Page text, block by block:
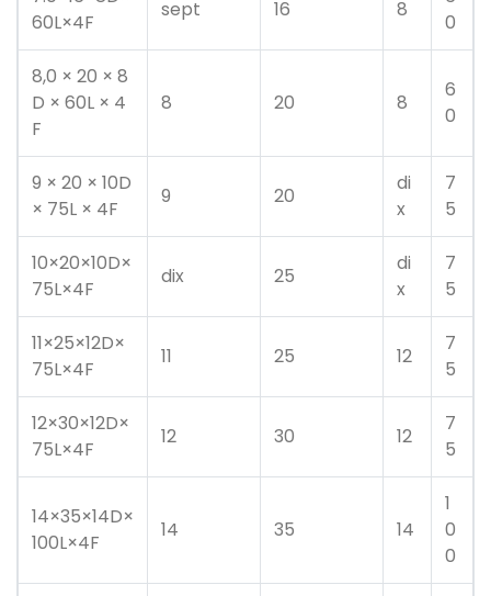
60L×4F
sept 16 8
0
8,0 × 20 × 8
D × 60L × 4
F
8 20 8
6
0
9 × 20 × 10D
× 75L × 4F
9 20
di
x
7
5
10×20×10D×
75L×4F
dix 25
di
x
7
5
11×25×12D×
75L×4F
11 25 12
7
5
12×30×12D×
75L×4F
12 30 12
7
5
14×35×14D×
100L×4F
14 35 14
1
0
0